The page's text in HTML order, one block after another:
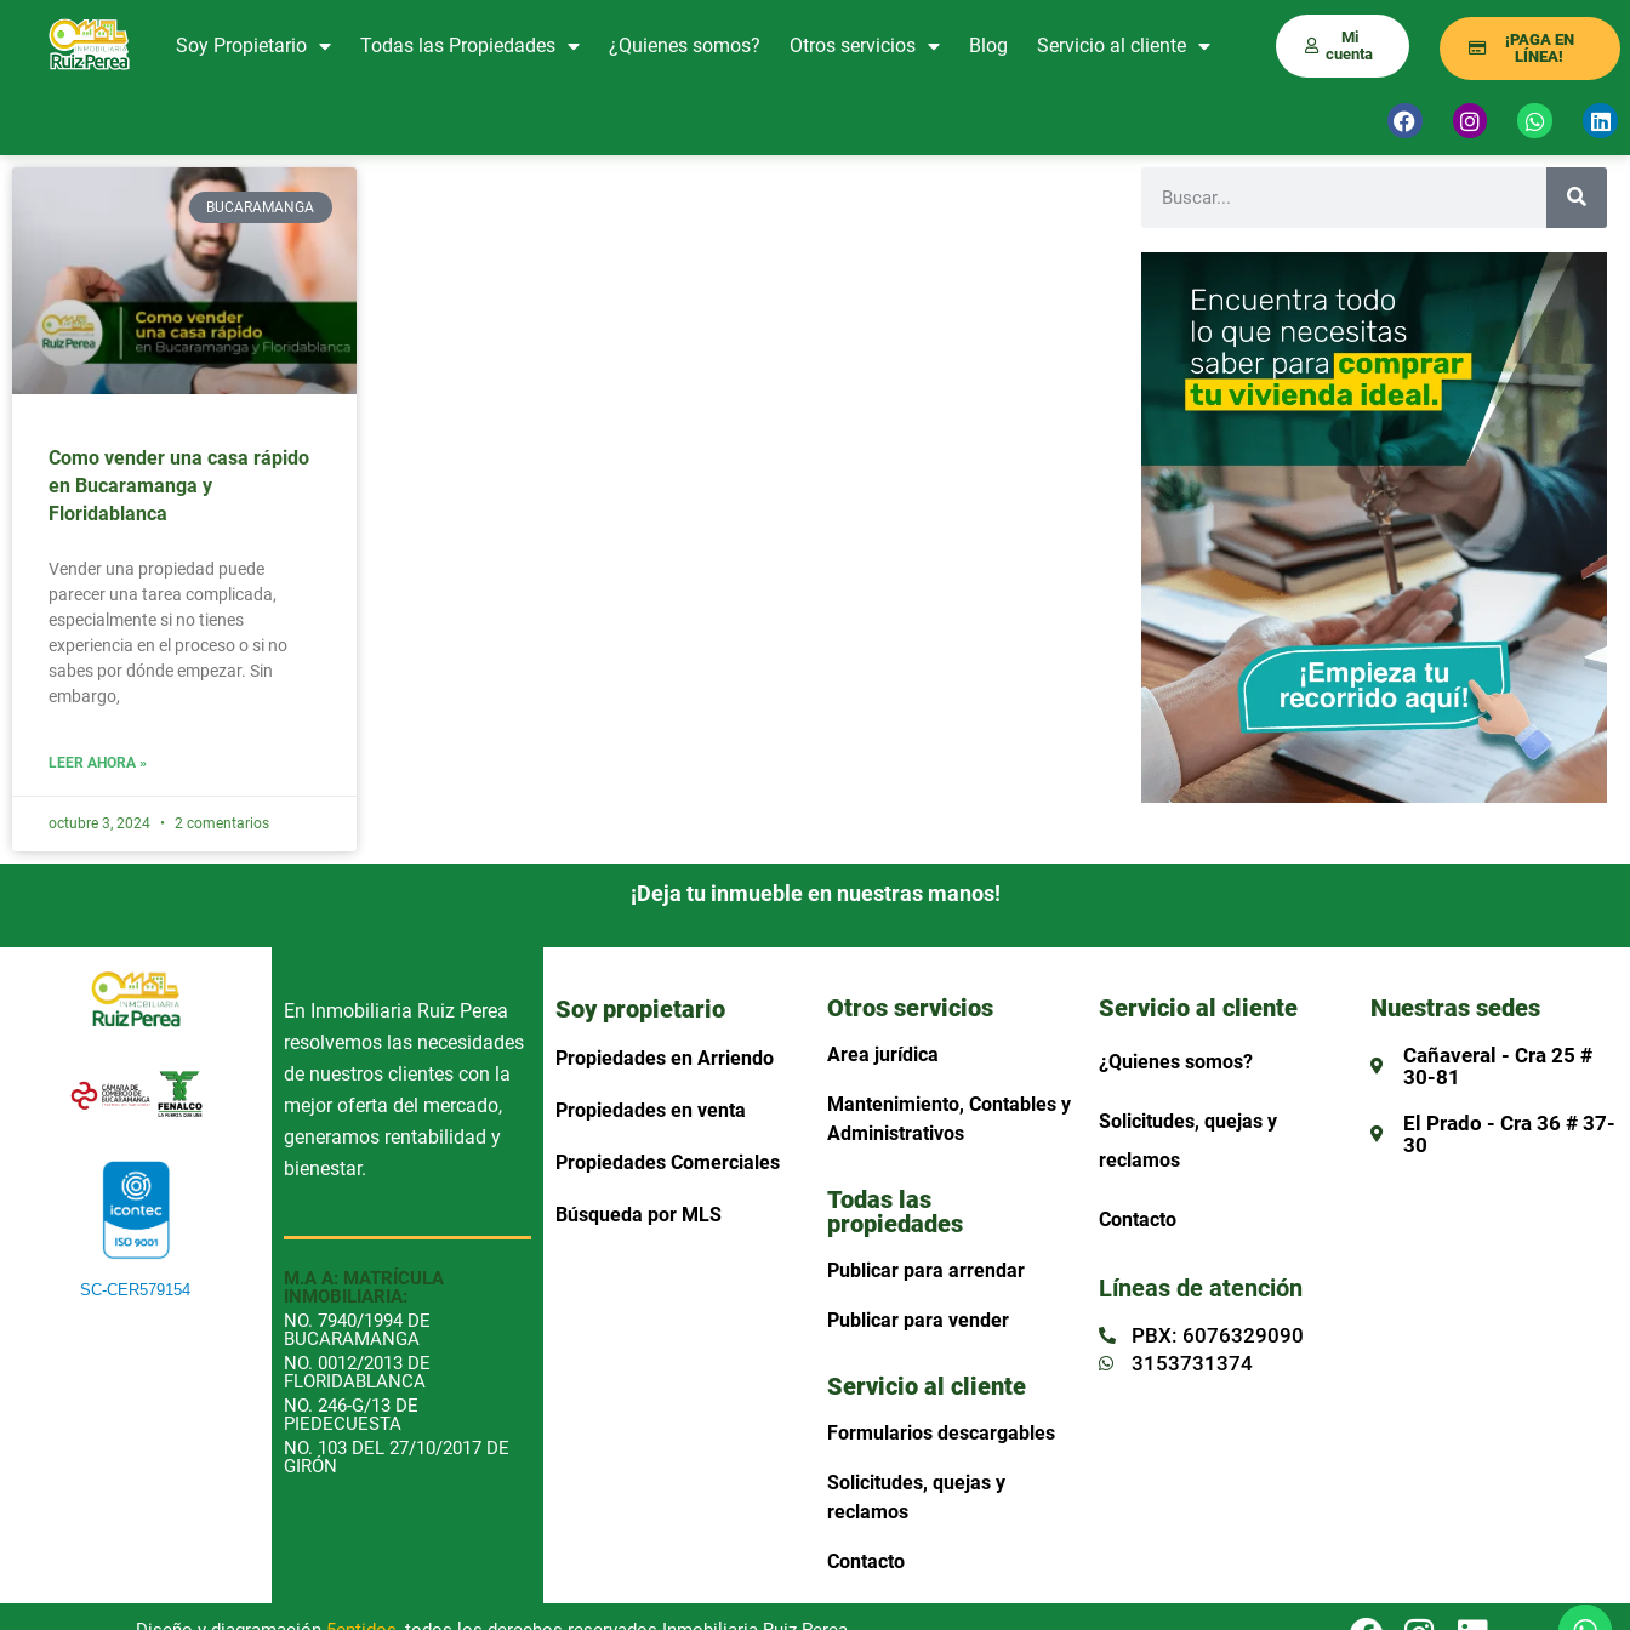
Soy Propietario Todas las Propiedades ¿Quienes somos? Otros servicios Blog Servicio al cliente
Mi
cuenta
¡PAGA EN
LÍNEA!
BUCARAMANGA
Como vender una casa rápido
en Bucaramanga y
Floridablanca
Vender una propiedad puede
parecer una tarea complicada,
especialmente si no tienes
experiencia en el proceso o si no
sabes por dónde empezar. Sin
embargo,
LEER AHORA »
octubre 3, 2024 2 comentarios
¡Deja tu inmueble en nuestras manos!
SC-CER579154
En Inmobiliaria Ruiz Perea
resolvemos las necesidades
de nuestros clientes con la
mejor oferta del mercado,
generamos rentabilidad y
bienestar.
M.A A: MATRÍCULA
INMOBILIARIA:
NO. 7940/1994 DE
BUCARAMANGA
NO. 0012/2013 DE
FLORIDABLANCA
NO. 246-G/13 DE
PIEDECUESTA
NO. 103 DEL 27/10/2017 DE
GIRÓN
Soy propietario
Propiedades en Arriendo
Propiedades en venta
Propiedades Comerciales
Búsqueda por MLS
Otros servicios
Area jurídica
Mantenimiento, Contables y
Administrativos
Todas las
propiedades
Publicar para arrendar
Publicar para vender
Servicio al cliente
Formularios descargables
Solicitudes, quejas y
reclamos
Contacto
Servicio al cliente
¿Quienes somos?
Solicitudes, quejas y
reclamos
Contacto
Líneas de atención
PBX: 6076329090
3153731374
Nuestras sedes
Cañaveral - Cra 25 #
30-81
El Prado - Cra 36 # 37-
30